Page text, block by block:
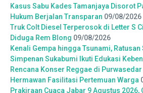
Kasus Sabu Kades Tamanjaya Disorot
Hukum Berjalan Transparan 09/08/2026
Truk Colt Diesel Terperosok di Letter S
Diduga Rem Blong 09/08/2026
Kenali Gempa hingga Tsunami, Ratusan
Simpenan Sukabumi Ikuti Edukasi
Rencana Konser Reggae di
Hermawan Fasilitasi Pertemuan Warga
Prakiraan Cuaca Jabar 9 Agustus 2026,